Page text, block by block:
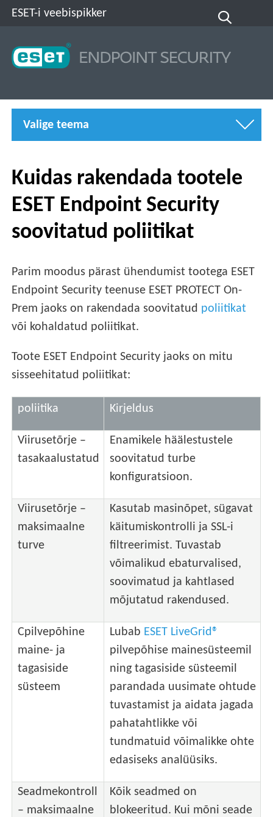
ESET-i veebispikker
Valige teema
Kuidas rakendada tootele
ESET Endpoint Security
soovitatud poliitikat
Parim moodus pärast ühendumist tootega ESET
Endpoint Security teenuse ESET PROTECT On-
Prem jaoks on rakendada soovitatud poliitikat
või kohaldatud poliitikat.
Toote ESET Endpoint Security jaoks on mitu
sisseehitatud poliitikat:
poliitika Kirjeldus
Viirusetõrje –
tasakaalustatud
Enamikele häälestustele
soovitatud turbe
konfiguratsioon.
Viirusetõrje –
maksimaalne
turve
Kasutab masinõpet, sügavat
käitumiskontrolli ja SSL-i
filtreerimist. Tuvastab
võimalikud ebaturvalised,
soovimatud ja kahtlased
mõjutatud rakendused.
Cpilvepõhine
maine- ja
tagasiside
süsteem
Lubab ESET LiveGrid®
pilvepõhise mainesüsteemil
ning tagasiside süsteemil
parandada uusimate ohtude
tuvastamist ja aidata jagada
pahatahtlikke või
tundmatuid võimalikke ohte
edasiseks analüüsiks.
Seadmekontroll
– maksimaalne
Kõik seadmed on
blokeeritud. Kui mõni seade